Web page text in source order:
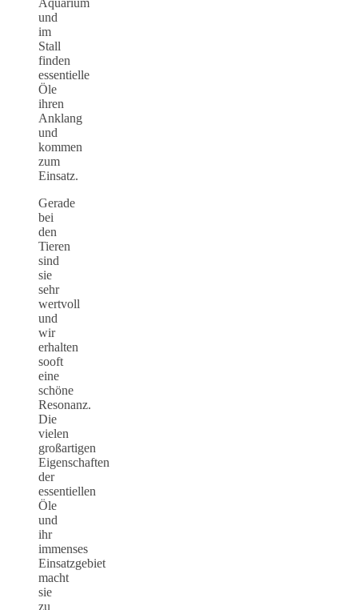
Aquarium
und
im
Stall
finden
essentielle
Öle
ihren
Anklang
und
kommen
zum
Einsatz.
Gerade
bei
den
Tieren
sind
sie
sehr
wertvoll
und
wir
erhalten
sooft
eine
schöne
Resonanz.
Die
vielen
großartigen
Eigenschaften
der
essentiellen
Öle
und
ihr
immenses
Einsatzgebiet
macht
sie
zu